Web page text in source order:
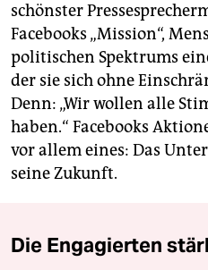
schönster
Facebooks „Mission“,
politischen Spektrums
der sie sich ohne
Denn: „Wir wollen alle
haben.“ Facebooks
vor allem eines: Das
seine Zukunft.
Die Engagierten